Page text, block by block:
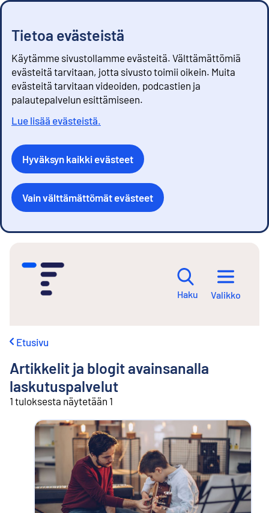
Tietoa evästeistä
Käytämme sivustollamme evästeitä. Välttämättömiä
evästeitä tarvitaan, jotta sivusto toimii oikein. Muita
evästeitä tarvitaan videoiden, podcastien ja
palautepalvelun esittämiseen.
Lue lisää evästeistä.
Hyväksyn kaikki evästeet
Vain välttämättömät evästeet
Haku Valikko
Etusivu
Artikkelit ja blogit avainsanalla
laskutuspalvelut
1 tuloksesta näytetään 1